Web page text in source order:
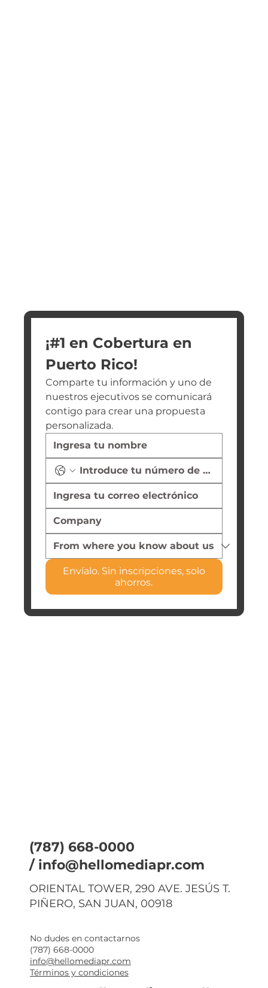
¡#1 en Cobertura en
Puerto Rico!
Comparte tu información y uno de
nuestros ejecutivos se comunicará
contigo para crear una propuesta
personalizada.
Envíalo. Sin inscripciones, solo
ahorros.
(787) 668-0000
/ info@hellomediapr.com
ORIENTAL TOWER, 290 AVE. JESÚS T.
PIÑERO, SAN JUAN, 00918
No dudes en contactarnos
(787) 668-0000
info@hellomediapr.com
Términos y condiciones